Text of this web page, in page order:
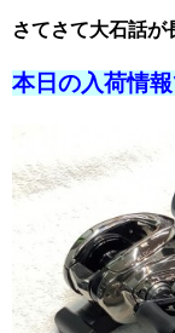
さてさて大石話が
本日の入荷情